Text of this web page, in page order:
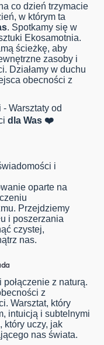
co dzień trzymacie
w którym ta
. Spotkamy się w
Ekosamotnia.
ścieżkę, aby
zasoby i
Działamy w duchu
obecności z
Warsztaty od
dla Was ❤️
i
oparte na
Przejdziemy
i poszerzania
czystej,
nas.
z naturą.
z
Warsztat, który
intuicją i subtelnymi
który uczy, jak
nas świata.